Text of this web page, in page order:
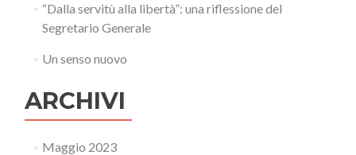
“Dalla servitù alla libertà”: una riflessione del
Segretario Generale
Un senso nuovo
ARCHIVI
Maggio 2023